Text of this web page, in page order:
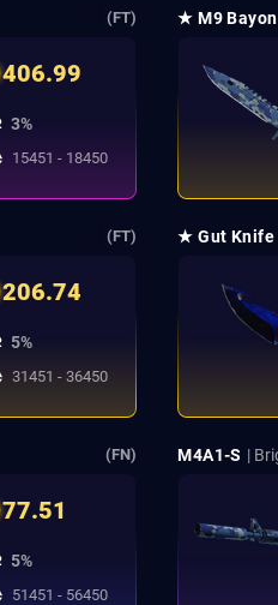
(FT)
406.99
3%
15451 - 18450
★ M9
(FT)
206.74
5%
31451 - 36450
★ Gut Knife
(FN)
77.51
5%
51451 - 56450
M4A1-S |